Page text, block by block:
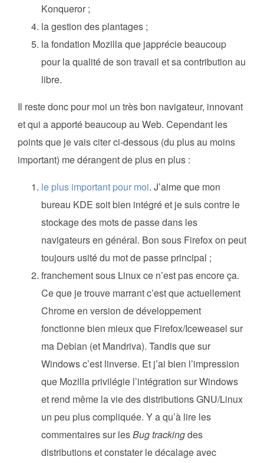
Konqueror ;
la gestion des plantages ;
la fondation Mozilla que japprécie beaucoup
pour la qualité de son travail et sa contribution au
libre.
Il reste donc pour moi un très bon navigateur, innovant
et qui a apporté beaucoup au Web. Cependant les
points que je vais citer ci-dessous (du plus au moins
important) me dérangent de plus en plus :
le plus important pour moi. J’aime que mon
bureau KDE soit bien intégré et je suis contre le
stockage des mots de passe dans les
navigateurs en général. Bon sous Firefox on peut
toujours usité du mot de passe principal ;
franchement sous Linux ce n’est pas encore ça.
Ce que je trouve marrant c’est que actuellement
Chrome en version de développement
fonctionne bien mieux que Firefox/Iceweasel sur
ma Debian (et Mandriva). Tandis que sur
Windows c’est linverse. Et j’ai bien l’impression
que Mozilla privilégie l’intégration sur Windows
et rend même la vie des distributions GNU/Linux
un peu plus compliquée. Y a qu’à lire les
commentaires sur lesBug trackingdes
distributions et constater le décalage avec